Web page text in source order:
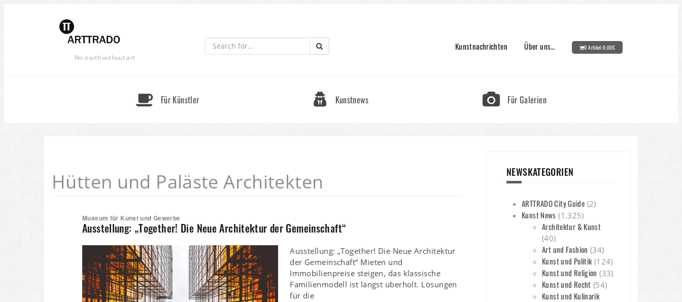
No earth without art
Kunstnachrichten Über uns… 0 Artikel-0,00€
Für Künstler Kunstnews Für Galerien
Hütten und Paläste Architekten
Museum für Kunst und Gewerbe
Ausstellung: „Together! Die Neue Architektur der Gemeinschaft“
Ausstellung: „Together! Die Neue Architektur
der Gemeinschaft“ Mieten und
Immobilienpreise steigen, das klassische
Familienmodell ist längst überholt. Lösungen
für die
NEWSKATEGORIEN
ARTTRADO City Guide (2)
Kunst News (1.325)
Architektur & Kunst
(40)
Art und Fashion (34)
Kunst und Politik(124)
Kunst und Religion (33)
Kunst und Recht (54)
Kunst und Kulinarik